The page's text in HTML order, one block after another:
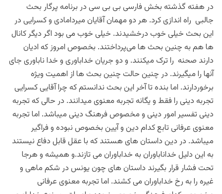
در هفته گذشته بخش فارسی بی بی سی در برنامه پرگار بحث
جالبی راه اندازی کرد. هر دو مهمان آقایان میردامادی و کسرایی در
این بحث خیلی خوب درخشیدند. خیلی خوب می بود اگر دیگر کانال
ها هم به چنین بحث ها می‌پرداختند. بخصوص امروز که ادیان
دارند صحنه را ترک میکنند. و دو جریان خداباوری و خدا ناباوری جای
آنها را میگیرند. در چنین حالت چنین بحث ها از اهمیت ویژه
برخوردارند. اما بنده تا آخر این بحث ندانستم که چرا آقایی کسرایی
تجربه دینی را فقط و یگانه تجربه معنوی میدانند. در حالی که تجربه
دینی تفسیر امور دینی و مخصوص فرهنگ دینی میباشد. اما تجربه
معنوی عرفانی تابع کدام دین و آیین بخصوص نبوده و فراگیر
میباشد. در دین داستان های هستند که با عقل قابل دفاع نیستند
به این دلیل خداناباوران به خداباوران می تازند.و همیشه و هرجا
تحت فشار قرار بگیرند داستان های چون یونس در شکم ماهی و
غیره را به رخ خداباوران می کشند. اما تجربه معنوی عرفانی